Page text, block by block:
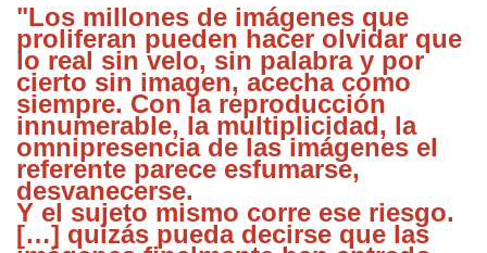
"Los millones de imágenes que
proliferan pueden hacer olvidar que
lo real sin velo, sin palabra y por
cierto sin imagen, acecha como
siempre. Con la reproducción
innumerable, la multiplicidad, la
omnipresencia de las imágenes el
referente parece esfumarse,
desvanecerse.
Y el sujeto mismo corre ese riesgo.
[…] quizás pueda decirse que las